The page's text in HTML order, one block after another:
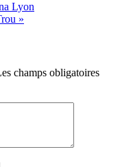
Lyon
»
champs obligatoires